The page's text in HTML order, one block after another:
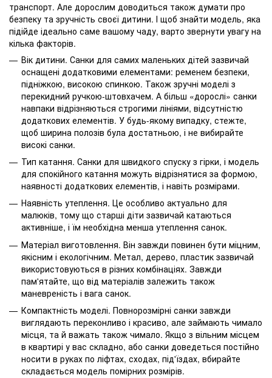
транспорт. Але дорослим доводиться також думати про
безпеку та зручність своєї дитини. І щоб знайти модель, яка
підійде ідеально саме вашому чаду, варто звернути увагу на
кілька факторів.
Вік дитини. Санки для самих маленьких дітей зазвичай
оснащені додатковими елементами: ременем безпеки,
підніжкою, високою спинкою. Також зручні моделі з
перекидний ручкою-штовхачем. А більш «дорослі» санки
навпаки відрізняються строгими лініями, відсутністю
додаткових елементів. У будь-якому випадку, стежте,
щоб ширина полозів була достатньою, і не вибирайте
високі санки.
Тип катання. Санки для швидкого спуску з гірки, і модель
для спокійного катання можуть відрізнятися за формою,
наявності додаткових елементів, і навіть розмірами.
Наявність утеплення. Це особливо актуально для
малюків, тому що старші діти зазвичай катаються
активніше, і їм необхідна менша утеплення санок.
Матеріал виготовлення. Він завжди повинен бути міцним,
якісним і екологічним. Метал, дерево, пластик зазвичай
використовуються в різних комбінаціях. Завжди
пам'ятайте, що від матеріалів залежить також
маневреність і вага санок.
Компактність моделі. Повнорозмірні санки завжди
виглядають переконливо і красиво, але займають чимало
місця, та й важать також чимало. Якщо з вільним місцем
в квартирі у вас складно, або санки доведеться постійно
носити в руках по ліфтах, сходах, під'їздах, вбирайте
складається модель помірних розмірів.